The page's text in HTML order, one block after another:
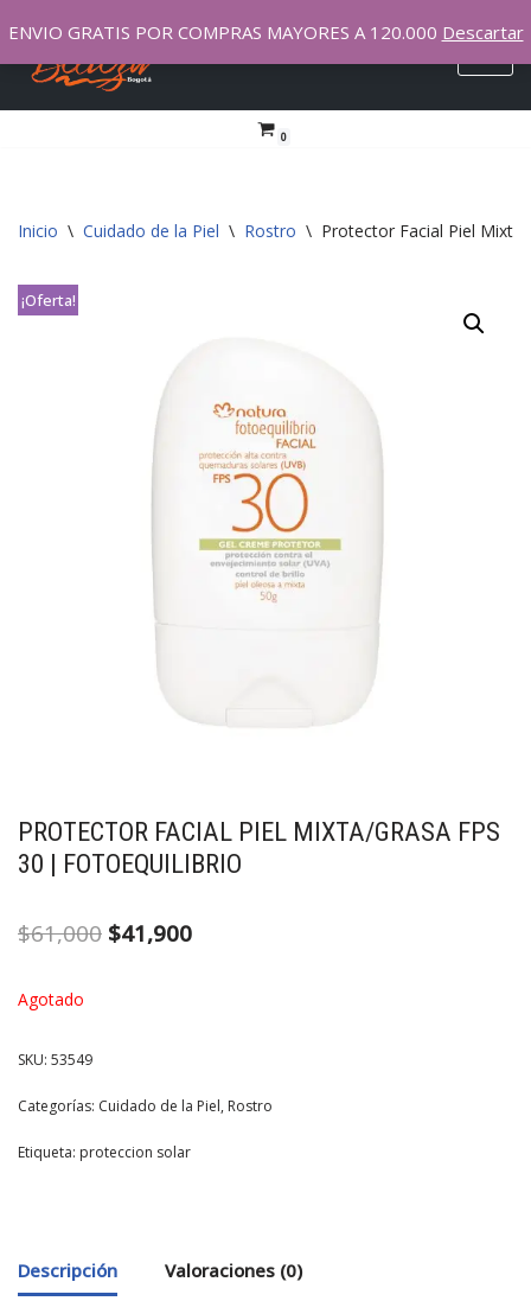
Saltar
0
Inicio \ Cuidado de la Piel \ Rostro \ Protector Facial Piel
¡Oferta!
PROTECTOR FACIAL PIEL MIXTA/GRASA FPS
30 | FOTOEQUILIBRIO
$61,000 $41,900
Agotado
SKU: 53549
Categorías: Cuidado de la Piel, Rostro
Etiqueta: proteccion solar
Descripción Valoraciones (0)
ENVIO GRATIS POR COMPRAS MAYORES A 120.000 Descartar